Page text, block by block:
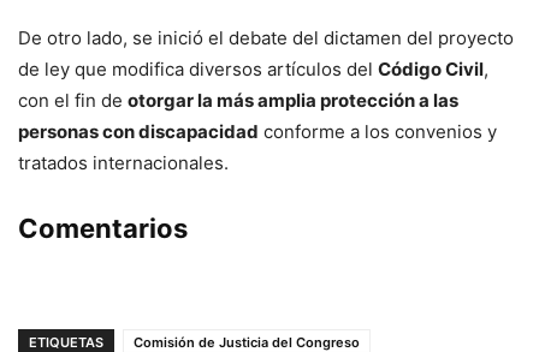
De otro lado, se inició el debate del dictamen del proyecto
de ley que modifica diversos artículos del Código Civil,
con el fin de otorgar la más amplia protección a las
personas con discapacidad conforme a los convenios y
tratados internacionales.
Comentarios
ETIQUETAS
Comisión de Justicia del Congreso